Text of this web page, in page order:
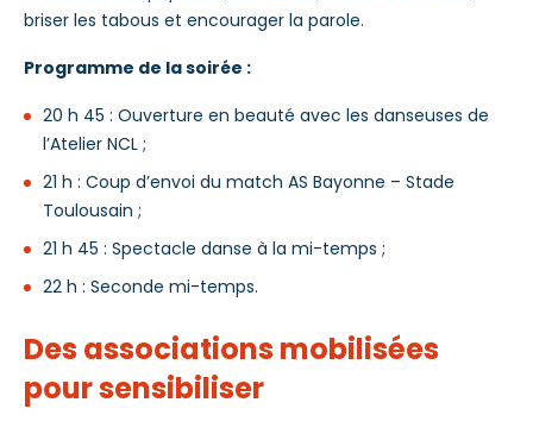
briser les tabous et encourager la parole.
Programme de la soirée :
20 h 45 : Ouverture en beauté avec les danseuses de
l’Atelier NCL ;
21 h : Coup d’envoi du match AS Bayonne – Stade
Toulousain ;
21 h 45 : Spectacle danse à la mi-temps ;
22 h : Seconde mi-temps.
Des associations mobilisées
pour sensibiliser